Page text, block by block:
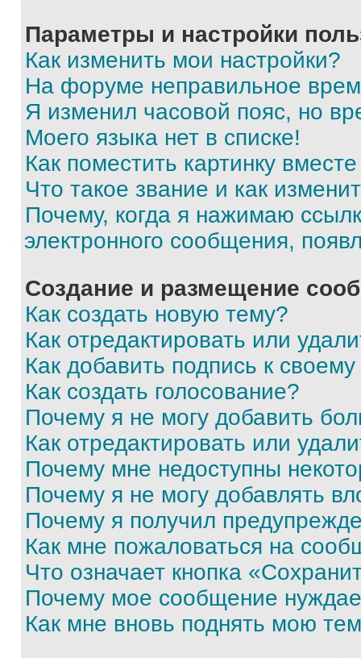
Параметры и настройки
Как изменить мои настройки?
На форуме неправильное
Я изменил часовой пояс, но
Моего языка нет в списке!
Как поместить картинку
Что такое звание и как
Почему, когда я нажимаю
электронного сообщения,
Создание и размещение
Как создать новую тему?
Как отредактировать или
Как добавить подпись к
Как создать голосование?
Почему я не могу добавить
Как отредактировать или
Почему мне недоступны
Почему я не могу добавлять
Почему я получил
Как мне пожаловаться на
Что означает кнопка
Почему мое сообщение
Как мне вновь поднять мою